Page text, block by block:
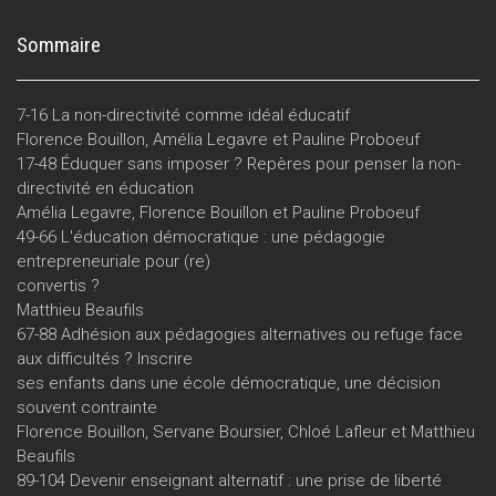
Sommaire
7-16 La non-directivité comme idéal éducatif
Florence Bouillon, Amélia Legavre et Pauline Proboeuf
17-48 Éduquer sans imposer ? Repères pour penser la non-
directivité en éducation
Amélia Legavre, Florence Bouillon et Pauline Proboeuf
49-66 L'éducation démocratique : une pédagogie
entrepreneuriale pour (re)
convertis ?
Matthieu Beaufils
67-88 Adhésion aux pédagogies alternatives ou refuge face
aux difficultés ? Inscrire
ses enfants dans une école démocratique, une décision
souvent contrainte
Florence Bouillon, Servane Boursier, Chloé Lafleur et Matthieu
Beaufils
89-104 Devenir enseignant alternatif : une prise de liberté